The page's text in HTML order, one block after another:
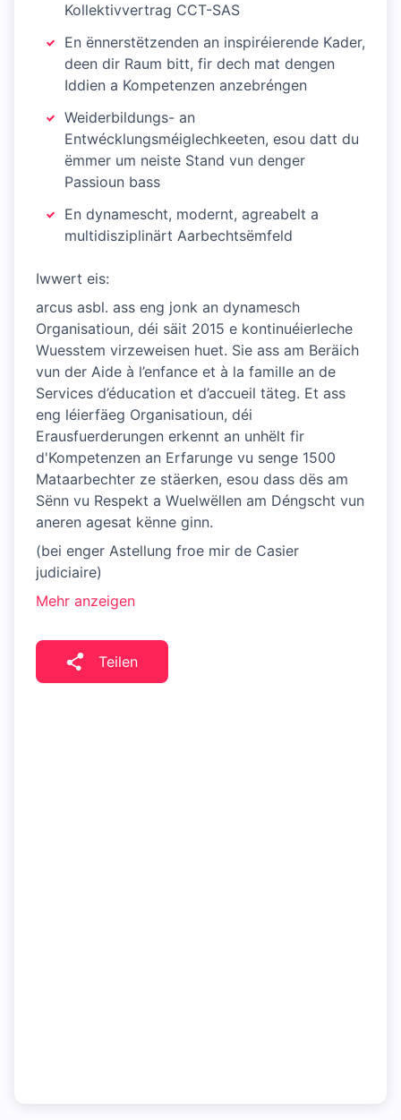
Kollektivvertrag CCT-SAS
En ënnerstëtzenden an inspiréierende Kader,
deen dir Raum bitt, fir dech mat dengen
Iddien a Kompetenzen anzebréngen
Weiderbildungs- an
Entwécklungsméiglechkeeten, esou datt du
ëmmer um neiste Stand vun denger
Passioun bass
En dynamescht, modernt, agreabelt a
multidisziplinärt Aarbechtsëmfeld
Iwwert eis:
arcus asbl. ass eng jonk an dynamesch
Organisatioun, déi säit 2015 e kontinuéierleche
Wuesstem virzeweisen huet. Sie ass am Beräich
vun der Aide à l’enfance et à la famille an de
Services d’éducation et d’accueil täteg. Et ass
eng léierfäeg Organisatioun, déi
Erausfuerderungen erkennt an unhëlt fir
d'Kompetenzen an Erfarunge vu senge 1500
Mataarbechter ze stäerken, esou dass dës am
Sënn vu Respekt a Wuelwëllen am Déngscht vun
aneren agesat kënne ginn.
(bei enger Astellung froe mir de Casier
judiciaire)
Mehr anzeigen
Teilen